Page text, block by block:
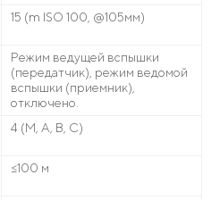
15 (m ISO 100, @105мм)
Режим ведущей вспышки
(передатчик), режим ведомой
вспышки (приемник),
отключено.
4 (M, A, B, C)
≤100 м